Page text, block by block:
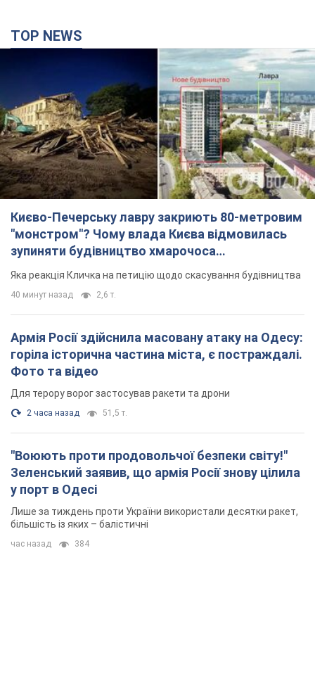
TOP NEWS
Києво-Печерську лавру закриють 80-метровим
"монстром"? Чому влада Києва відмовилась
зупиняти будівництво хмарочоса
"московського вірянина"
Яка реакція Кличка на петицію щодо скасування будівництва
40 минут назад 2,6 т.
Армія Росії здійснила масовану атаку на Одесу:
горіла історична частина міста, є постраждалі.
Фото та відео
Для терору ворог застосував ракети та дрони
2 часа назад 51,5 т.
"Воюють проти продовольчої безпеки світу!"
Зеленський заявив, що армія Росії знову цілила
у порт в Одесі
Лише за тиждень проти України використали десятки ракет,
більшість із яких – балістичні
час назад 384